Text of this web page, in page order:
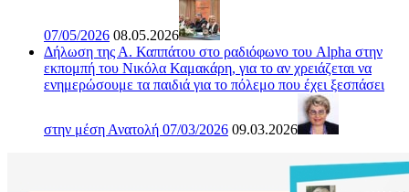
07/05/2026 08.05.2026
Δήλωση της Α. Καππάτου στο ραδιόφωνο του Alpha στην
εκπομπή του Νικόλα Καμακάρη, για το αν χρειάζεται να
ενημερώσουμε τα παιδιά για το πόλεμο που έχει ξεσπάσει
στην μέση Ανατολή 07/03/2026 09.03.2026